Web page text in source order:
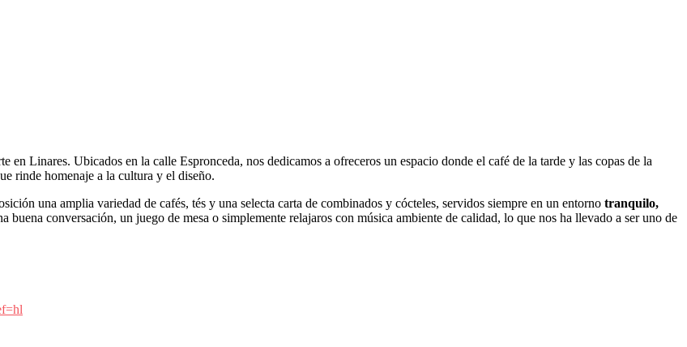
en Linares. Ubicados en la calle Espronceda, nos dedicamos a ofreceros un espacio donde el café de la tarde y las copas de la
rinde homenaje a la cultura y el diseño.
una amplia variedad de cafés, tés y una selecta carta de combinados y cócteles, servidos siempre en un entorno tranquilo,
buena conversación, un juego de mesa o simplemente relajaros con música ambiente de calidad, lo que nos ha llevado a ser uno de